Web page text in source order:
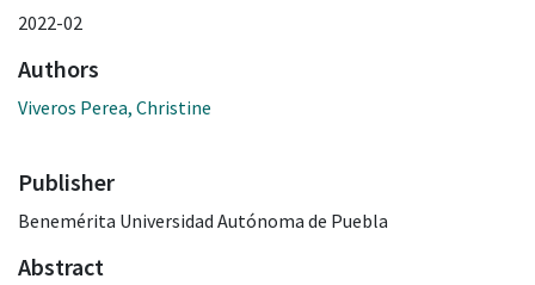
2022-02
Authors
Viveros Perea, Christine
Publisher
Benemérita Universidad Autónoma de Puebla
Abstract